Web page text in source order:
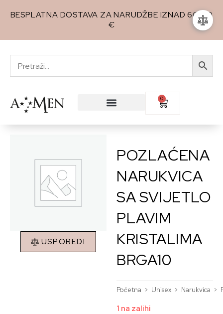
BESPLATNA DOSTAVA ZA NARUDŽBE IZNAD 60,00
€
0
USPOREDI
POZLAĆENA
NARUKVICA
SA SVIJETLO
PLAVIM
KRISTALIMA
BRGA10
Početna > Unisex > Narukvica >
1 na zalihi